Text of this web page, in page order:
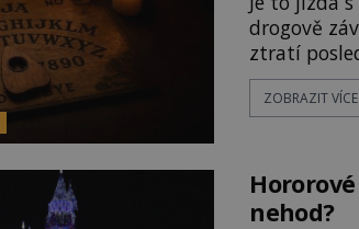
drogově
ztratí
po silnicích
řetězu.
Tímto
ZOBRAZIT VÍCE
nehod?